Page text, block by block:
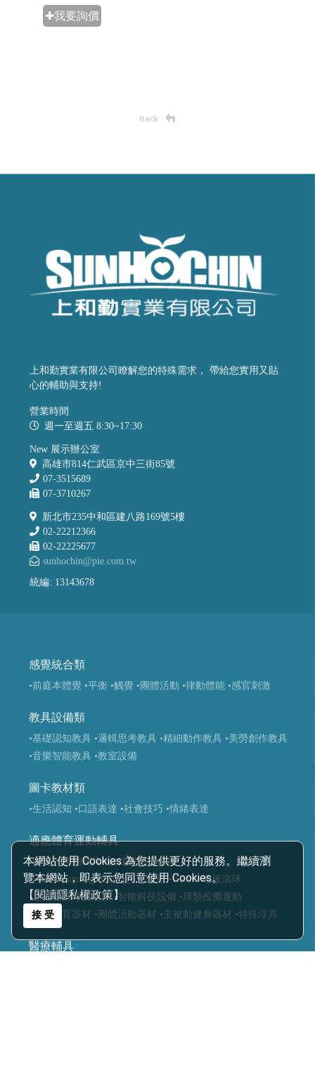
本網站使用 Cookies 為您提供更好的服務。繼續瀏
覽本網站，即表示您同意使用 Cookies。
【閱讀隱私權政策】
接 受
✚我要詢價
上和勤實業有限公司瞭解您的特殊需求， 帶給您實用又貼
心的輔助與支持!
營業時間
週一至週五 8:30~17:30
New 展示辦公室
高雄市814仁武區京中三街85號
07-3515689
07-3710267
新北市235中和區建八路169號5樓
02-22212366
02-22225677
sunhochin@pie.com.tw
統編: 13143678
感覺統合類
•前庭本體覺 •平衡 •觸覺 •團體活動 •律動體能 •感官刺激
教具設備類
•基礎認知教具 •邏輯思考教具 •精細動作教具 •美勞創作教具
•音樂智能教具 •教室設備
圖卡教材類
•生活認知 •口語表達 •社會技巧 •情緒表達
適應體育運動輔具
•復健類運動輔具 •復健運動三輪車
•Frame Running 框架跑步三輪車 •Boccia 地板滾球
•運動輔具專案規劃 •智能科技設備 •球類投擲運動
•視障體育器材 •團體活動器材 •主被動健身器材 •特殊浮具
醫療輔具